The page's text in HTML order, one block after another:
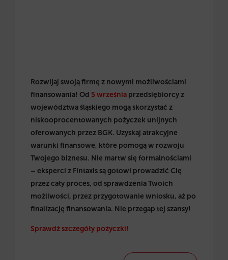
Rozwijaj swoją firmę z nowymi możliwościami
finansowania! Od 5 września przedsiębiorcy z
województwa śląskiego mogą skorzystać z
niskooprocentowanych pożyczek unijnych
oferowanych przez BGK. Uzyskaj atrakcyjne
warunki finansowe, które pomogą w rozwoju
Twojego biznesu. Nie martw się formalnościami
– eksperci z Fintaxis są gotowi prowadzić Cię
przez cały proces, od sprawdzenia Twoich
możliwości, przez przygotowanie wniosku, aż po
finalizację finansowania. Nie przegap tej szansy!
Sprawdź szczegóły pożyczki!